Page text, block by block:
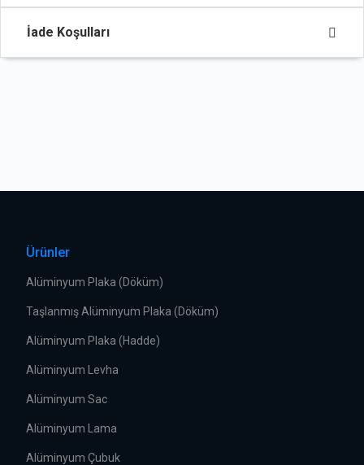
İade Koşulları
Ürünler
Alüminyum Plaka (Döküm)
Taşlanmış Alüminyum Plaka (Döküm)
Alüminyum Plaka (Hadde)
Alüminyum Levha
Alüminyum Sac
Alüminyum Lama
Alüminyum Çubuk